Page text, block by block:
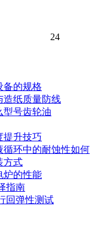
24
备的规格
造纸质量防线
型号齿轮油
提升技巧
循环中的耐蚀性如何
方式
炉的性能
指南
回弹性测试